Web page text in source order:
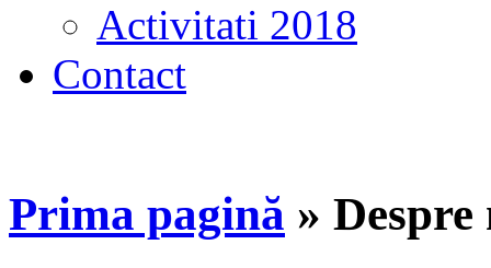
Activitati 2018
Contact
Prima pagină » Despre